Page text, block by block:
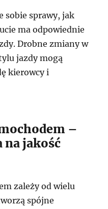
sobie sprawy, jak
ma odpowiednie
Drobne zmiany w
jazdy mogą
kierowcy i
–
na jakość
zależy od wielu
spójne